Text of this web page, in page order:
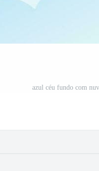
azul céu fundo com